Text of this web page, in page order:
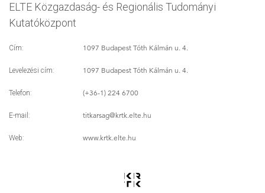
ELTE Közgazdaság- és Regionális Tudományi
Kutatóközpont
Cím: 1097 Budapest Tóth Kálmán u. 4.
Levelezési cím: 1097 Budapest Tóth Kálmán u. 4.
Telefon: (+36-1) 224 6700
E-mail: titkarsag@krtk.elte.hu
Web: www.krtk.elte.hu